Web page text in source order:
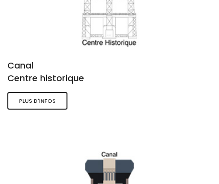
Canal
Centre historique
PLUS D'INFOS